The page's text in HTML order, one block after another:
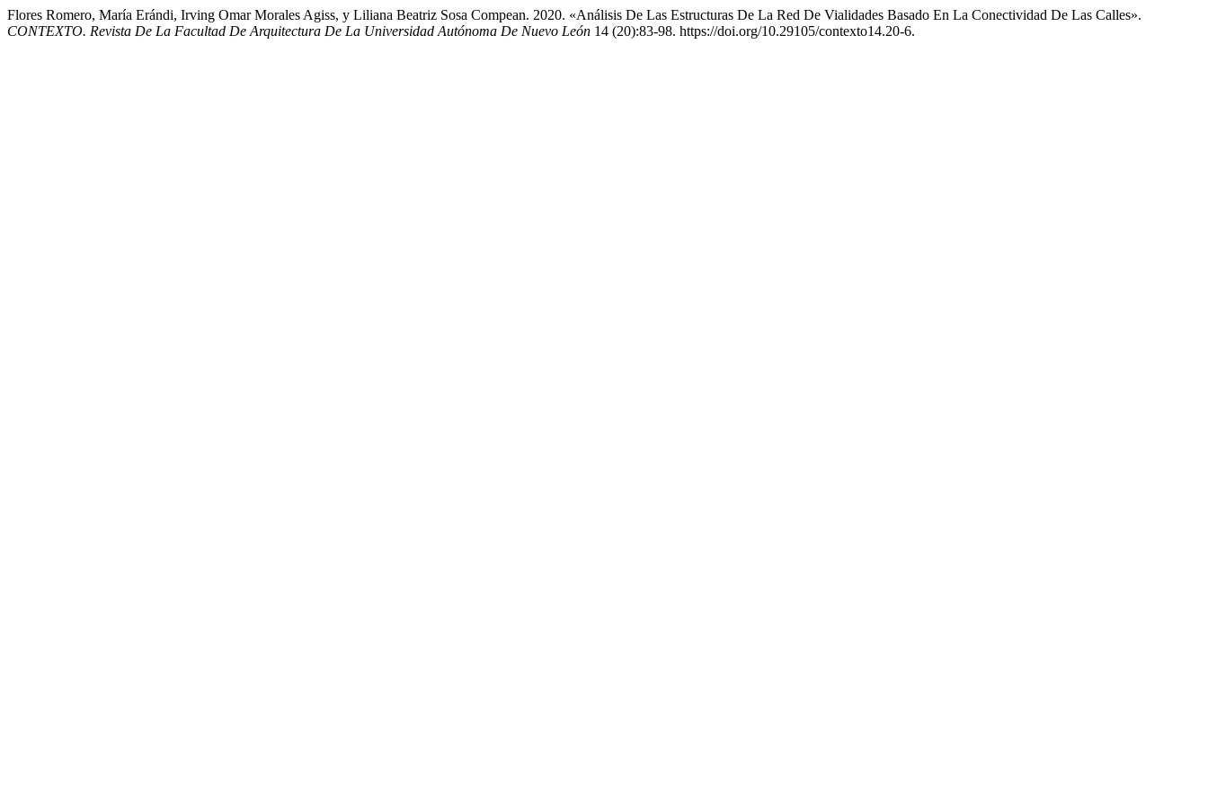
Flores Romero, María Erándi, Irving Omar Morales Agiss, y Liliana Beatriz Sosa Compean. 2020. «Análisis De Las Estructuras De La Red De Vialidades Basado En La Conectividad De Las Calles».
CONTEXTO. Revista De La Facultad De Arquitectura De La Universidad Autónoma De Nuevo León 14 (20):83-98. https://doi.org/10.29105/contexto14.20-6.